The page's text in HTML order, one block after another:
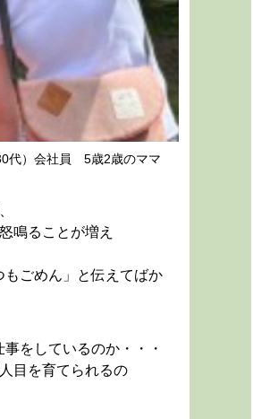
代）会社員 5歳2歳のママ
鳴ることが増え
もごめん」と伝えてばか
をしているのか・・・
目を育てられるの